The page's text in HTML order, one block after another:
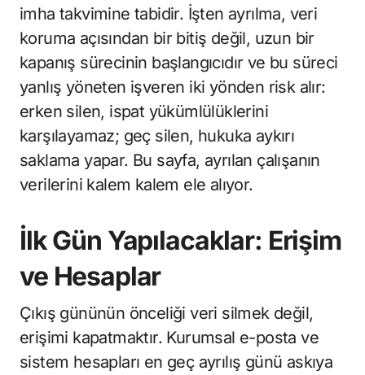
imha takvimine tabidir. İşten ayrılma, veri
koruma açısından bir bitiş değil, uzun bir
kapanış sürecinin başlangıcıdır ve bu süreci
yanlış yöneten işveren iki yönden risk alır:
erken silen, ispat yükümlülüklerini
karşılayamaz; geç silen, hukuka aykırı
saklama yapar. Bu sayfa, ayrılan çalışanın
verilerini kalem kalem ele alıyor.
İlk Gün Yapılacaklar: Erişim
ve Hesaplar
Çıkış gününün önceliği veri silmek değil,
erişimi kapatmaktır. Kurumsal e-posta ve
sistem hesapları en geç ayrılış günü askıya